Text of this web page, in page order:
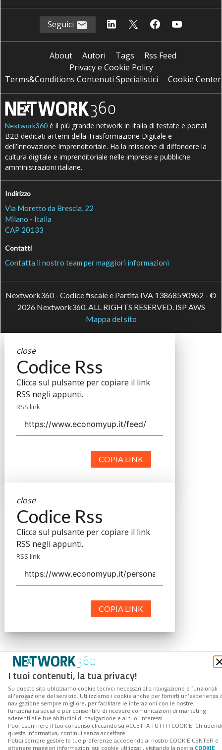
I tuoi contenuti, la tua privacy!
Su questo sito utilizziamo cookie tecnici necessari alla navigazione e funzionali
all’erogazione del servizio. Utilizziamo i cookie anche per fornirti un’esperienza
navigazione sempre migliore, per facilitare le interazioni con le nostre
funzionalità social e per consentirti di ricevere comunicazioni di marketing
aderenti alle tue abitudini di navigazione e ai tuoi interessi.
Puoi esprimere il tuo consenso cliccando su ACCETTA TUTTI I COOKIE.
questa informativa, continui senza accettare.
Potrai sempre gestire le tue preferenze accedendo al nostro COOKIE CENTER e
ottenere maggiori informazioni sui cookie utilizzati, visitando la nostra COOKIE
Seguici
About Autori Tags
Rss Feed
Privacy e Cookie Policy
Terms&Conditions Contenuti Specialistici
Cookie Center
Nextwork360 è il più grande network in Italia di testate e portali
B2B dedicati ai temi della Trasformazione Digitale e
dell’Innovazione Imprenditoriale. Ha la missione di diffondere la
cultura digitale e imprenditoriale nelle imprese e pubbliche
amministrazioni italiane.
Indirizzo
Via Moretto da Brescia, 22
Milano - Italia
CAP 20133
Contatti
Contatta il nostro team per maggiori informazioni
Nextwork360 - Codice fiscale e Partita IVA 13868590962 - ©
2026 Nextwork360. ALL RIGHTS RESERVED. ISP AWS
Mappa del sito
close
Codice Rss
Clicca sul pulsante per copiare il link
RSS negli appunti.
RSS link
COPIA LINK
close
Codice Rss
Clicca sul pulsante per copiare il link
RSS negli appunti.
RSS link
COPIA LINK